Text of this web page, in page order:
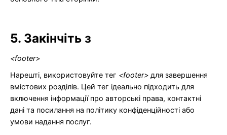
5. Закінчіть з
<footer>
Нарешті, використовуйте тег <footer> для завершення
вмістових розділів. Цей тег ідеально підходить для
включення інформації про авторські права, контактні
дані та посилання на політику конфіденційності або
умови надання послуг.